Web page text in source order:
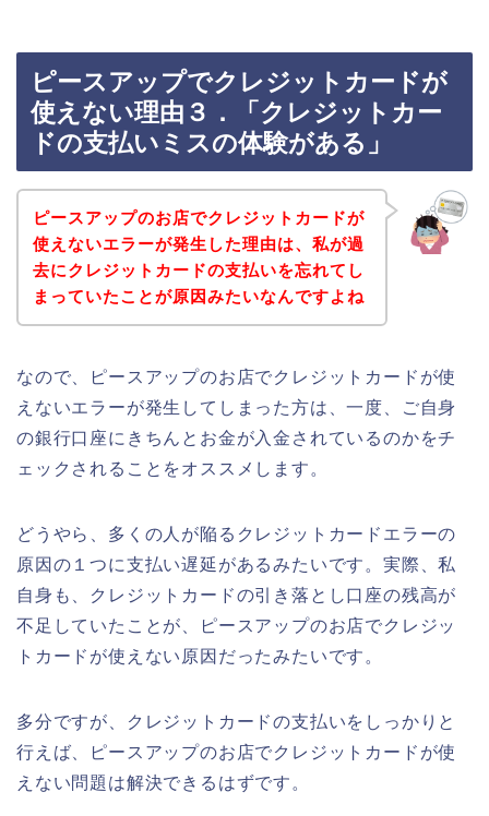
ピースアップでクレジットカードが
使えない理由３．「クレジットカー
ドの支払いミスの体験がある」
ピースアップのお店でクレジットカードが
使えないエラーが発生した理由は、私が過
去にクレジットカードの支払いを忘れてし
まっていたことが原因みたいなんですよね
なので、ピースアップのお店でクレジットカードが使
えないエラーが発生してしまった方は、一度、ご自身
の銀行口座にきちんとお金が入金されているのかをチ
ェックされることをオススメします。
どうやら、多くの人が陥るクレジットカードエラーの
原因の１つに支払い遅延があるみたいです。実際、私
自身も、クレジットカードの引き落とし口座の残高が
不足していたことが、ピースアップのお店でクレジッ
トカードが使えない原因だったみたいです。
多分ですが、クレジットカードの支払いをしっかりと
行えば、ピースアップのお店でクレジットカードが使
えない問題は解決できるはずです。